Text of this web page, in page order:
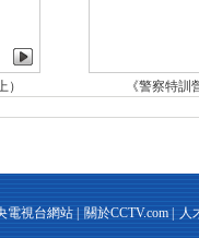
《警察特
電視台網站 關於CCTV.com 人